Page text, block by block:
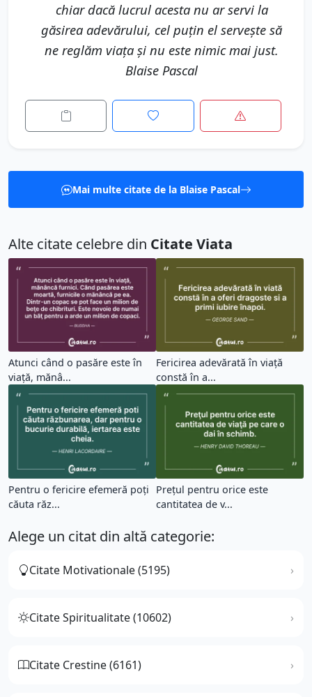
chiar dacă lucrul acesta nu ar servi la
găsirea adevărului, cel puţin el serveşte să
ne reglăm viaţa şi nu este nimic mai just.
Blaise Pascal
Mai multe citate de la Blaise Pascal
Alte citate celebre din Citate Viata
Atunci când o pasăre este în
viaţă, mănâ...
Fericirea adevărată în viață
constă în a...
Pentru o fericire efemeră poți
căuta răz...
Preţul pentru orice este
cantitatea de v...
Alege un citat din altă categorie:
Citate Motivationale (5195)
Citate Spiritualitate (10602)
Citate Crestine (6161)